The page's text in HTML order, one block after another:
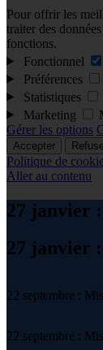
Pour offrir les
traiter des
fonctions.
Fonctionnel
Préférences
Statistiques
Marketing
Gérer les options
Accepter
Politique de
Aller au contenu
27 janvier
27 janvier
22 septembre :
22 septembre :